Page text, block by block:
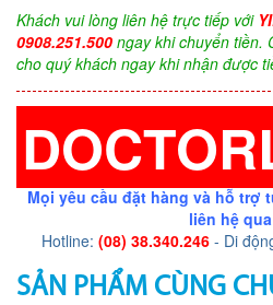
Khách vui lòng liên hệ trực tiếp với
0908.251.500 ngay khi chuyển tiền.
cho quý khách ngay khi nhận được
Mọi yêu cầu đặt hàng và hỗ trợ
liên hệ
Hotline: (08) 38.340.246 - Di
SẢN PHẨM CÙNG